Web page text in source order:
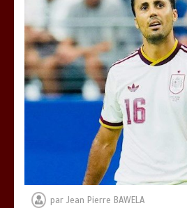
L’importance
Feuille de route
5 minutes
TOGO : Sauver la
indicateur de
0
4
par Jean Pierre BAWELA